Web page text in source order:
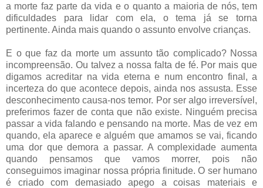
a morte faz parte da vida e o quanto a maioria de nós, tem
dificuldades para lidar com ela, o tema já se torna
pertinente. Ainda mais quando o assunto envolve crianças.
E o que faz da morte um assunto tão complicado? Nossa
incompreensão. Ou talvez a nossa falta de fé. Por mais que
digamos acreditar na vida eterna e num encontro final, a
incerteza do que acontece depois, ainda nos assusta. Esse
desconhecimento causa-nos temor. Por ser algo irreversível,
preferimos fazer de conta que não existe. Ninguém precisa
passar a vida falando e pensando na morte. Mas de vez em
quando, ela aparece e alguém que amamos se vai, ficando
uma dor que demora a passar. A complexidade aumenta
quando pensamos que vamos morrer, pois não
conseguimos imaginar nossa própria finitude. O ser humano
é criado com demasiado apego a coisas materiais e